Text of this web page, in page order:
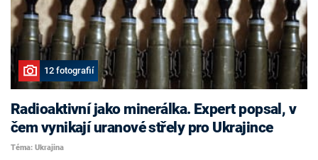
12 fotografií
Radioaktivní jako minerálka. Expert popsal, v
čem vynikají uranové střely pro Ukrajince
Téma: Ukrajina